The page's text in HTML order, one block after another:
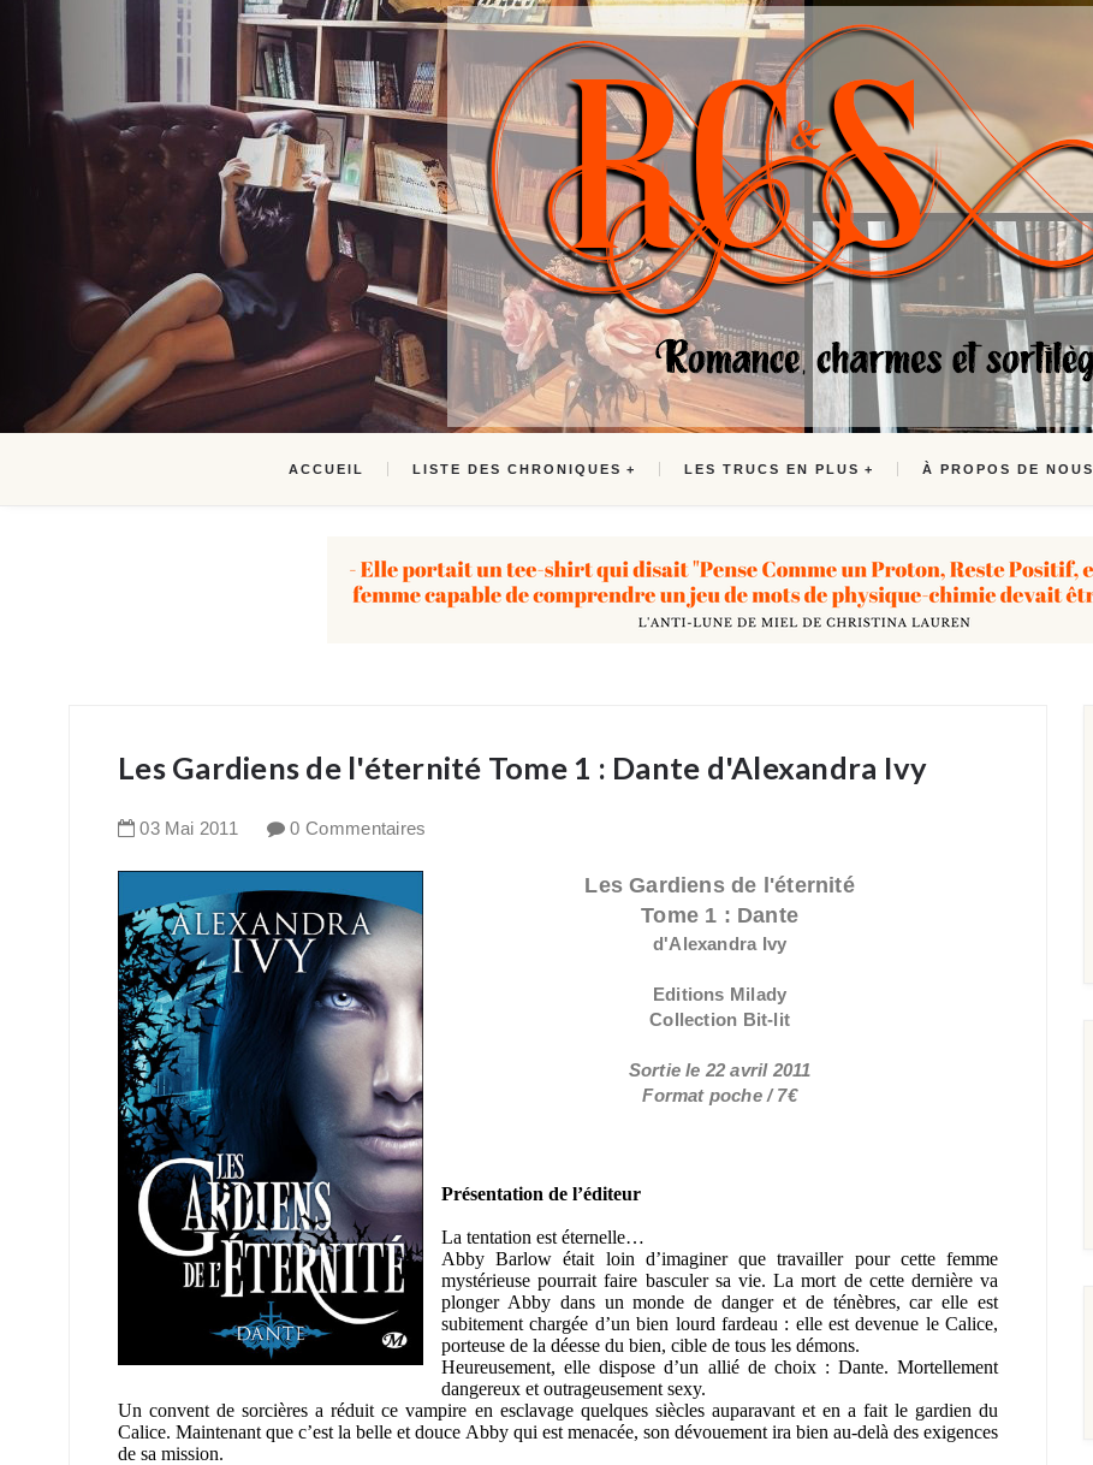
ACCUEIL LISTE DES CHRONIQUES LES TRUCS EN PLUS À PROPOS DE NOUS
Les Gardiens de l'éternité Tome 1 : Dante d'Alexandra Ivy
03 Mai 2011 0 Commentaires
Les Gardiens de l'éternité
Tome 1 : Dante
d'Alexandra Ivy
Editions Milady
Collection Bit-lit
Sortie le 22 avril 2011
Format poche / 7€
Présentation de l’éditeur
La tentation est éternelle…
Abby Barlow était loin d’imaginer que travailler pour cette femme
mystérieuse pourrait faire basculer sa vie. La mort de cette dernière va
plonger Abby dans un monde de danger et de ténèbres, car elle est
subitement chargée d’un bien lourd fardeau : elle est devenue le Calice,
porteuse de la déesse du bien, cible de tous les démons.
Heureusement, elle dispose d’un allié de choix : Dante. Mortellement
dangereux et outrageusement sexy.
Un convent de sorcières a réduit ce vampire en esclavage quelques siècles auparavant et en a fait le gardien du
Calice. Maintenant que c’est la belle et douce Abby qui est menacée, son dévouement ira bien au-delà des exigences
de sa mission.